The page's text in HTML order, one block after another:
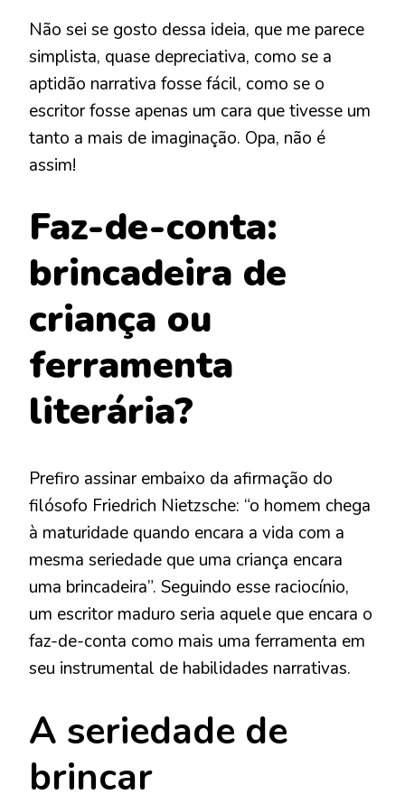
Não sei se gosto dessa ideia, que me parece
simplista, quase depreciativa, como se a
aptidão narrativa fosse fácil, como se o
escritor fosse apenas um cara que tivesse um
tanto a mais de imaginação. Opa, não é
assim!
Faz-de-conta:
brincadeira de
criança ou
ferramenta
literária?
Prefiro assinar embaixo da afirmação do
filósofo Friedrich Nietzsche: “o homem chega
à maturidade quando encara a vida com a
mesma seriedade que uma criança encara
uma brincadeira”. Seguindo esse raciocínio,
um escritor maduro seria aquele que encara o
faz-de-conta como mais uma ferramenta em
seu instrumental de habilidades narrativas.
A seriedade de
brincar